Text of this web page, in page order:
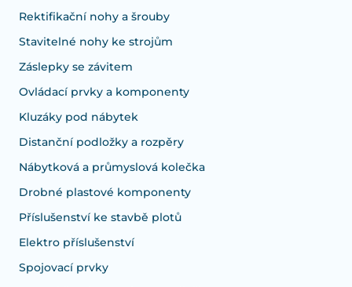
Rektifikační nohy a šrouby
Stavitelné nohy ke strojům
Záslepky se závitem
Ovládací prvky a komponenty
Kluzáky pod nábytek
Distanční podložky a rozpěry
Nábytková a průmyslová kolečka
Drobné plastové komponenty
Příslušenství ke stavbě plotů
Elektro příslušenství
Spojovací prvky